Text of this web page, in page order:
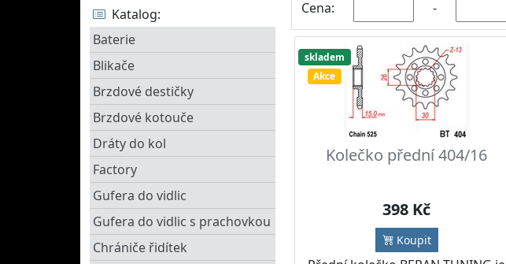
Katalog:
Baterie
Blikače
Brzdové destičky
Brzdové kotouče
Dráty do kol
Factory
Gufera do vidlic
Gufera do vidlic s prachovkou
Chrániče řidítek
Cena:
-
skladem
Akce
Kolečko přední 404/16
398 Kč
Koupit